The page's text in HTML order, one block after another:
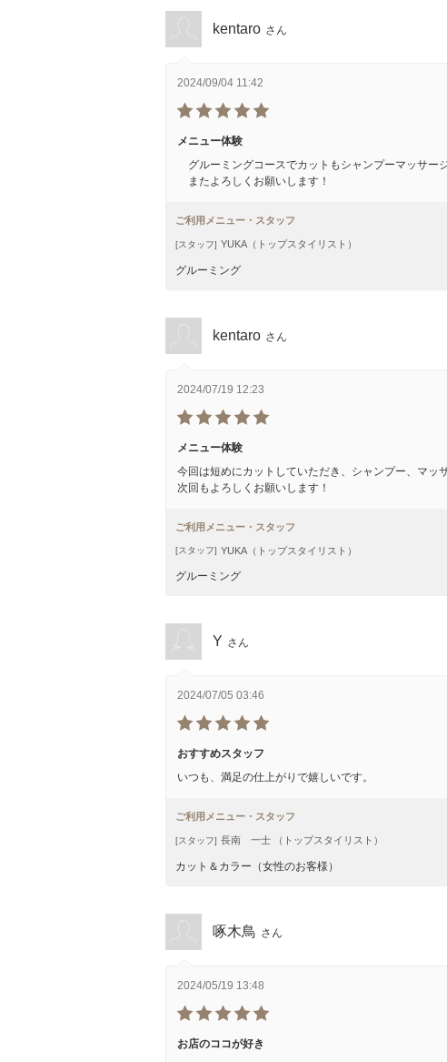
kentaro さん
2024/09/04 11:42
メニュー体験
グルーミングコースでカットもシャンプーマッサー
またよろしくお願いします！
ご利用メニュー・スタッフ
[スタッフ] YUKA（トップスタイリスト）
グルーミング
kentaro さん
2024/07/19 12:23
メニュー体験
今回は短めにカットしていただき、シャンプー、マッ
次回もよろしくお願いします！
ご利用メニュー・スタッフ
[スタッフ] YUKA（トップスタイリスト）
グルーミング
Y さん
2024/07/05 03:46
おすすめスタッフ
いつも、満足の仕上がりで嬉しいです。
ご利用メニュー・スタッフ
[スタッフ] 長南 一士 （トップスタイリスト）
カット＆カラー（女性のお客様）
啄木鳥 さん
2024/05/19 13:48
お店のココが好き